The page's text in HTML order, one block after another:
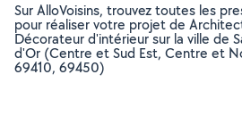
Sur AlloVoisins, trouvez toutes les
pour réaliser votre projet de
Décorateur d'intérieur sur la ville de
d'Or (Centre et Sud Est, Centre et
69410, 69450)